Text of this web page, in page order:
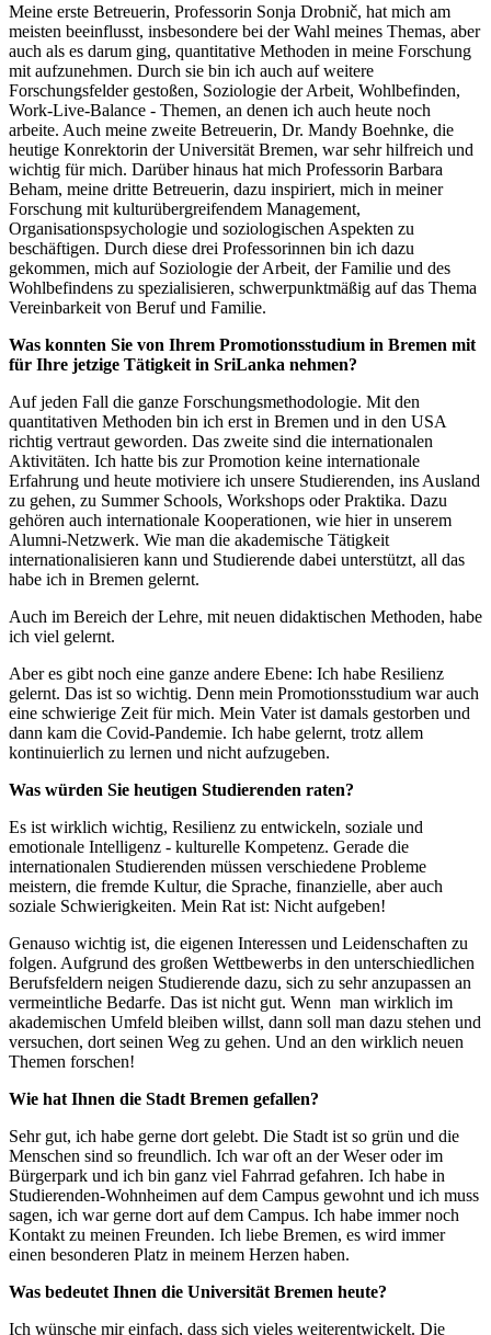
Meine erste Betreuerin, Professorin Sonja Drobnič, hat mich am
meisten beeinflusst, insbesondere bei der Wahl meines Themas, aber
auch als es darum ging, quantitative Methoden in meine Forschung
mit aufzunehmen. Durch sie bin ich auch auf weitere
Forschungsfelder gestoßen, Soziologie der Arbeit, Wohlbefinden,
Work-Live-Balance - Themen, an denen ich auch heute noch
arbeite. Auch meine zweite Betreuerin, Dr. Mandy Boehnke, die
heutige Konrektorin der Universität Bremen, war sehr hilfreich und
wichtig für mich. Darüber hinaus hat mich Professorin Barbara
Beham, meine dritte Betreuerin, dazu inspiriert, mich in meiner
Forschung mit kulturübergreifendem Management,
Organisationspsychologie und soziologischen Aspekten zu
beschäftigen. Durch diese drei Professorinnen bin ich dazu
gekommen, mich auf Soziologie der Arbeit, der Familie und des
Wohlbefindens zu spezialisieren, schwerpunktmäßig auf das Thema
Vereinbarkeit von Beruf und Familie.
Was konnten Sie von Ihrem Promotionsstudium in Bremen mit
für Ihre jetzige Tätigkeit in SriLanka nehmen?
Auf jeden Fall die ganze Forschungsmethodologie. Mit den
quantitativen Methoden bin ich erst in Bremen und in den USA
richtig vertraut geworden. Das zweite sind die internationalen
Aktivitäten. Ich hatte bis zur Promotion keine internationale
Erfahrung und heute motiviere ich unsere Studierenden, ins Ausland
zu gehen, zu Summer Schools, Workshops oder Praktika. Dazu
gehören auch internationale Kooperationen, wie hier in unserem
Alumni-Netzwerk. Wie man die akademische Tätigkeit
internationalisieren kann und Studierende dabei unterstützt, all das
habe ich in Bremen gelernt.
Auch im Bereich der Lehre, mit neuen didaktischen Methoden, habe
ich viel gelernt.
Aber es gibt noch eine ganze andere Ebene: Ich habe Resilienz
gelernt. Das ist so wichtig. Denn mein Promotionsstudium war auch
eine schwierige Zeit für mich. Mein Vater ist damals gestorben und
dann kam die Covid-Pandemie. Ich habe gelernt, trotz allem
kontinuierlich zu lernen und nicht aufzugeben.
Was würden Sie heutigen Studierenden raten?
Es ist wirklich wichtig, Resilienz zu entwickeln, soziale und
emotionale Intelligenz - kulturelle Kompetenz. Gerade die
internationalen Studierenden müssen verschiedene Probleme
meistern, die fremde Kultur, die Sprache, finanzielle, aber auch
soziale Schwierigkeiten. Mein Rat ist: Nicht aufgeben!
Genauso wichtig ist, die eigenen Interessen und Leidenschaften zu
folgen. Aufgrund des großen Wettbewerbs in den unterschiedlichen
Berufsfeldern neigen Studierende dazu, sich zu sehr anzupassen an
vermeintliche Bedarfe. Das ist nicht gut. Wenn man wirklich im
akademischen Umfeld bleiben willst, dann soll man dazu stehen und
versuchen, dort seinen Weg zu gehen. Und an den wirklich neuen
Themen forschen!
Wie hat Ihnen die Stadt Bremen gefallen?
Sehr gut, ich habe gerne dort gelebt. Die Stadt ist so grün und die
Menschen sind so freundlich. Ich war oft an der Weser oder im
Bürgerpark und ich bin ganz viel Fahrrad gefahren. Ich habe in
Studierenden-Wohnheimen auf dem Campus gewohnt und ich muss
sagen, ich war gerne dort auf dem Campus. Ich habe immer noch
Kontakt zu meinen Freunden. Ich liebe Bremen, es wird immer
einen besonderen Platz in meinem Herzen haben.
Was bedeutet Ihnen die Universität Bremen heute?
Ich wünsche mir einfach, dass sich vieles weiterentwickelt. Die